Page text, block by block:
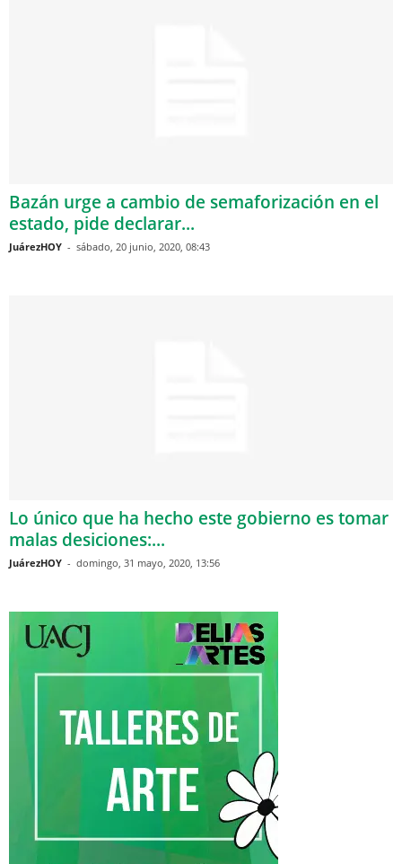
Bazán urge a cambio de semaforización en el
estado, pide declarar...
JuárezHOY - sábado, 20 junio, 2020, 08:43
Lo único que ha hecho este gobierno es tomar
malas desiciones:...
JuárezHOY - domingo, 31 mayo, 2020, 13:56